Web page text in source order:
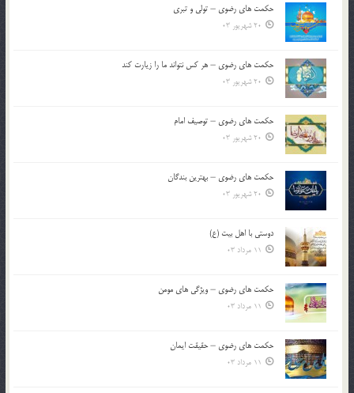
حکمت های رضوی – تولی و تبری
20 شهریور 03
حکمت های رضوی – هر کس نتواند ما را زیارت کند
20 شهریور 03
حکمت های رضوی – توصیف امام
20 شهریور 03
حکمت های رضوی – بهترین بندگان
20 شهریور 03
دوستی با اهل بیت (ع)
11 مرداد 03
حکمت های رضوی – ویژگی های مومن
11 مرداد 03
حکمت های رضوی – حقیقت ایمان
11 مرداد 03